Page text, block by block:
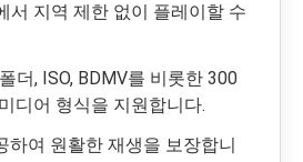
서 지역 제한 없이 플레이할 수
더, ISO, BDMV를 비롯한 300
디어 형식을 지원합니다.
하여 원활한 재생을 보장합니